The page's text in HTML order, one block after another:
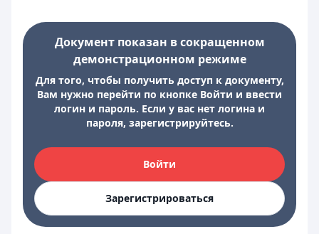
Документ показан в сокращенном
демонстрационном режиме
Для того, чтобы получить доступ к документу,
Вам нужно перейти по кнопке Войти и ввести
логин и пароль. Если у вас нет логина и
пароля, зарегистрируйтесь.
Войти
Зарегистрироваться